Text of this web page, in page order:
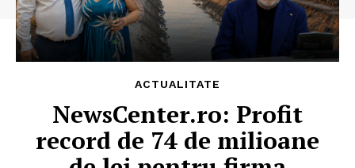
ACTUALITATE
NewsCenter.ro: Profit
record de 74 de milioane